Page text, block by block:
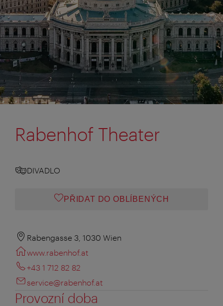
Rabenhof Theater
DIVADLO
PŘIDAT DO OBLÍBENÝCH
Rabengasse 3, 1030 Wien
www.rabenhof.at
+43 1 712 82 82
service@rabenhof.at
Provozní doba